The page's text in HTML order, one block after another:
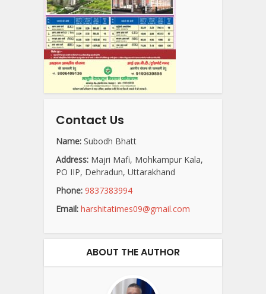
Contact Us
Name: Subodh Bhatt
Address: Majri Mafi, Mohkampur Kala,
PO IIP, Dehradun, Uttarakhand
Phone: 9837383994
Email: harshitatimes09@gmail.com
ABOUT THE AUTHOR